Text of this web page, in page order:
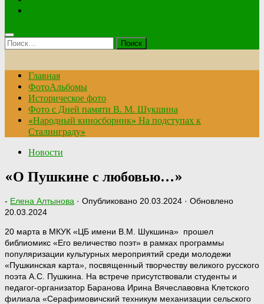
Найти:
Главная
ФотоАльбомы
Историческое фото
Фото с Дней памяти В. М. Шукшина
«Народный киносборник» На подступах к
Сталинграду»
Новости
«О Пушкине с любовью…»
- Елена Алтынова · Опубликовано 20.03.2024 · Обновлено
20.03.2024
20 марта в МКУК «ЦБ имени В.М. Шукшина» прошел
библиомикс «Его величество поэт» в рамках программы
популяризации культурных мероприятий среди молодежи
«Пушкинская карта», посвященный творчеству великого русского
поэта А.С. Пушкина. На встрече присутствовали студенты и
педагог-организатор Баранова Ирина Вячеславовна Клетского
филиала «Серафимовичский техникум механизации сельского